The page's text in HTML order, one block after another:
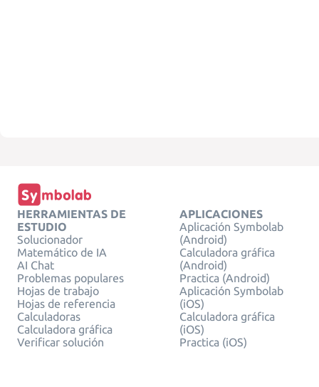
HERRAMIENTAS DE
ESTUDIO
Solucionador
Matemático de IA
AI Chat
Problemas populares
Hojas de trabajo
Hojas de referencia
Calculadoras
Calculadora gráfica
Verificar solución
APLICACIONES
Aplicación Symbolab
(Android)
Calculadora gráfica
(Android)
Practica (Android)
Aplicación Symbolab
(iOS)
Calculadora gráfica
(iOS)
Practica (iOS)